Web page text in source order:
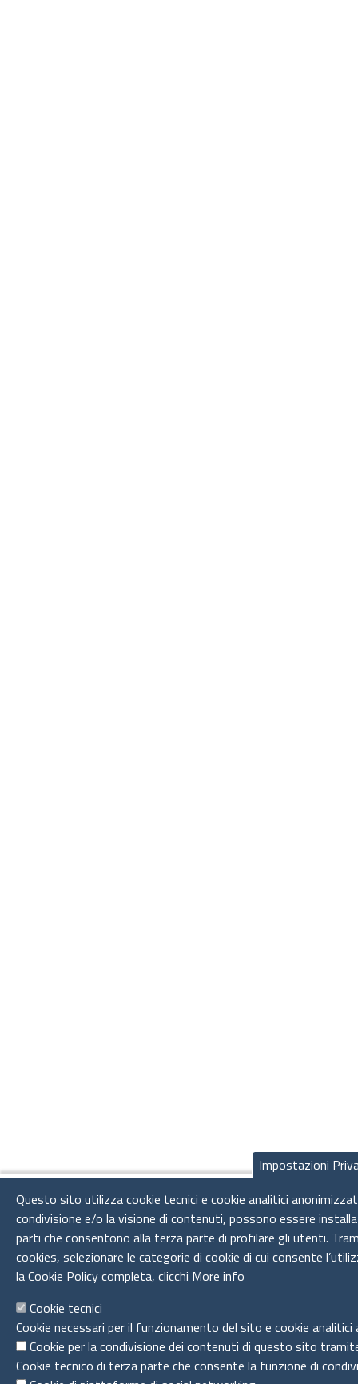
Impostazioni
Questo sito utilizza cookie tecnici e cookie analitici
condivisione e/o la visione di contenuti, possono essere
parti che consentono alla terza parte di profilare gli utenti.
cookies, selezionare le categorie di cookie di cui consente
la Cookie Policy completa, clicchi More info
Cookie tecnici
Cookie necessari per il funzionamento del sito e cookie
Cookie per la condivisione dei contenuti di questo sito
Cookie tecnico di terza parte che consente la funzione di